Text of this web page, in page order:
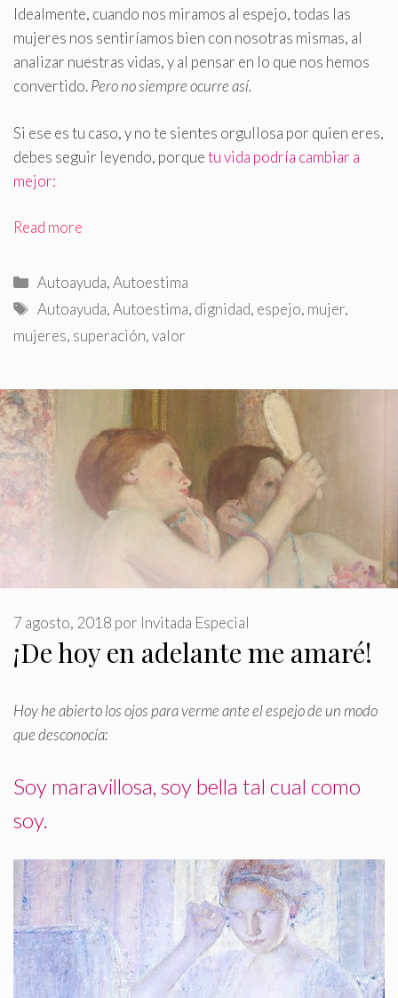
Idealmente, cuando nos miramos al espejo, todas las
mujeres nos sentiríamos bien con nosotras mismas, al
analizar nuestras vidas, y al pensar en lo que nos hemos
convertido.Pero no siempre ocurre así.
Si ese es tu caso, y no te sientes orgullosa por quien eres,
debes seguir leyendo, porquetu vida podría cambiar a
mejor:
Read more
Categorías
Autoayuda,Autoestima
Etiquetas
Autoayuda,Autoestima, dignidad, espejo, mujer,
mujeres, superación,valor
¡De hoy en adelante me amaré!
7 agosto, 2018 por Invitada Especial
Hoy he abierto los ojos para verme ante el espejo de un modo
que desconocía:
Soy maravillosa, soy bella tal cual como
soy.